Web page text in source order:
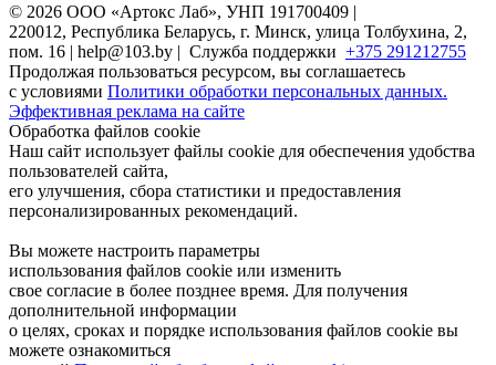
© 2026 ООО «Артокс Лаб», УНП 191700409 |
220012, Республика Беларусь, г. Минск, улица Толбухина, 2,
пом. 16 | help@103.by | Служба поддержки +375 291212755
Продолжая пользоваться ресурсом, вы соглашаетесь
с условиями Политики обработки персональных данных.
Эффективная реклама на сайте
Обработка файлов cookie
Наш сайт использует файлы cookie для обеспечения удобства
пользователей сайта,
его улучшения, сбора статистики и предоставления
персонализированных рекомендаций.
Вы можете настроить параметры
использования файлов cookie или изменить
свое согласие в более позднее время. Для получения
дополнительной информации
о целях, сроках и порядке использования файлов cookie вы
можете ознакомиться